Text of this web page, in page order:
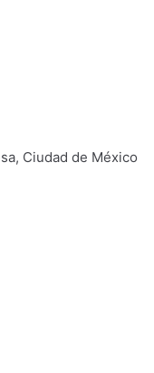
Ciudad de México